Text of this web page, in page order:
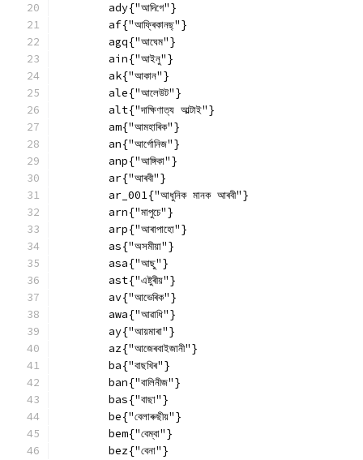
        ady{"আদিগে"}
        af{"আফ্ৰিকানছ্"}
        agq{"আঘেম"}
        ain{"আইনু"}
        ak{"আকান"}
        ale{"আলেউট"}
        alt{"দাক্ষিণাত্য আল্টাই"}
        am{"আমহাৰিক"}
        an{"আৰ্গোনিজ"}
        anp{"আঙ্গিকা"}
        ar{"আৰবী"}
        ar_001{"আধুনিক মানক আৰবী"}
        arn{"মাপুচে"}
        arp{"আৰাপাহো"}
        as{"অসমীয়া"}
        asa{"আছু"}
        ast{"এষ্টুৰীয়"}
        av{"আভেৰিক"}
        awa{"আৱাধি"}
        ay{"আয়মাৰা"}
        az{"আজেৰবাইজানী"}
        ba{"বাছখিৰ"}
        ban{"বালিনীজ"}
        bas{"বাছা"}
        be{"বেলাৰুছীয়"}
        bem{"বেম্বা"}
        bez{"বেনা"}